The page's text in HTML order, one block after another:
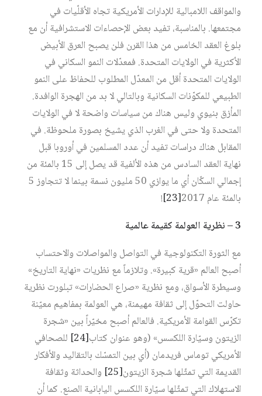
والمواقف اللامبالية للإدارات الأمريكية تجاه الأقلّيات في
مجتمعها. بالمناسبة، تفيد بعض الإحصاءات الاستشرافية أن مع
بلوغ العقد الخامس من هذا القرن فلن يصبح العرق الأبيض
الأكثرية في الولايات المتحدة. فمعدّلات النمو السكاني في
الولايات المتحدة أقل من المعدّل المطلوب للحفاظ على النمو
الطبيعي للمكوّنات السكانية وبالتالي لا بد من الهجرة الوافدة.
المأزق بنيوي وليس هناك من سياسات واضحة لا في الولايات
المتحدة ولا حتى في الغرب الذي يشيخ بصورة ملحوظة. في
المقابل هناك دراسات تفيد أن عدد المسلمين في أوروبا قبل
نهاية العقد السادس من هذه الألفية قد يصل إلى 15 بالمئة من
إجمالي السكّان أي ما يوازي 50 مليون نسمة بينما لا تتجاوز 5
بالمئة عام 2017‏
[23]
!
3 – نظرية العولمة كقيمة عالمية
مع الثورة التكنولوجية في التواصل والمواصلات والاحتساب
أصبح العالم «قرية كبيرة». وتلازماً مع نظريات «نهاية التاريخ»
وسيطرة الأسواق، ومع نظرية «صراع الحضارات» تبلورت نظرية
حاولت التحوّل إلى ثقافة مهيمنة، هي العولمة بمفاهيم معيّنة
تكرّس القوامة الأمريكية. فالعالم أصبح مخيّراً بين «شجرة
الزيتون وسيّارة اللكسس» (وهو عنوان كتاب‏[24]
للصحافي
الأمريكي توماس فريدمان (أي بين التمسّك بالتقاليد والأفكار
القديمة التي تمثّلها شجرة الزيتون‏[25]
والحداثة وثقافة
الاستهلاك التي تمثّلها سيّارة اللكسس اليابانية الصنع. كما أن